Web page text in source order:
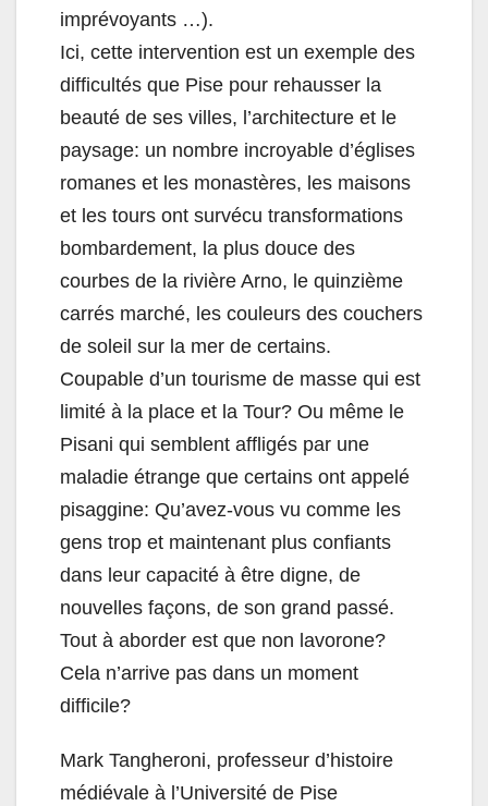
imprévoyants …).
Ici, cette intervention est un exemple des
difficultés que Pise pour rehausser la
beauté de ses villes, l’architecture et le
paysage: un nombre incroyable d’églises
romanes et les monastères, les maisons
et les tours ont survécu transformations
bombardement, la plus douce des
courbes de la rivière Arno, le quinzième
carrés marché, les couleurs des couchers
de soleil sur la mer de certains.
Coupable d’un tourisme de masse qui est
limité à la place et la Tour? Ou même le
Pisani qui semblent affligés par une
maladie étrange que certains ont appelé
pisaggine: Qu’avez-vous vu comme les
gens trop et maintenant plus confiants
dans leur capacité à être digne, de
nouvelles façons, de son grand passé.
Tout à aborder est que non lavorone?
Cela n’arrive pas dans un moment
difficile?
Mark Tangheroni, professeur d’histoire
médiévale à l’Université de Pise